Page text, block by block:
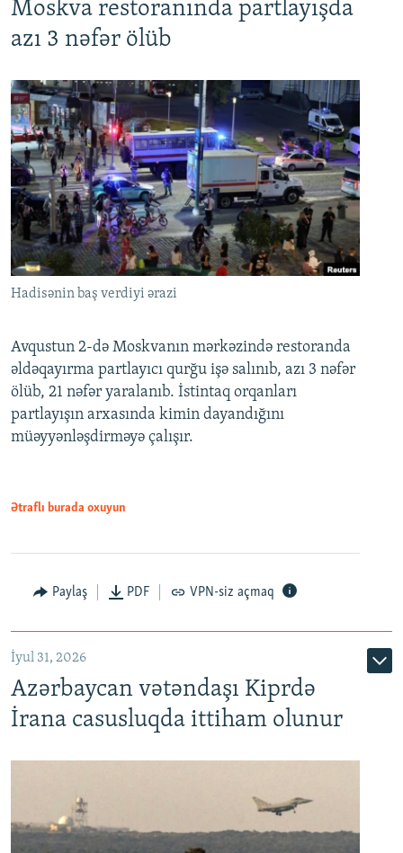
Moskva restoranında partlayışda
azı 3 nəfər ölüb
Hadisənin baş verdiyi ərazi
Avqustun 2-də Moskvanın mərkəzində restoranda
əldəqayırma partlayıcı qurğu işə salınıb, azı 3 nəfər
ölüb, 21 nəfər yaralanıb. İstintaq orqanları
partlayışın arxasında kimin dayandığını
müəyyənləşdirməyə çalışır.
Ətraflı burada oxuyun
Paylaş PDF VPN-siz açmaq
İyul 31, 2026
Azərbaycan vətəndaşı Kiprdə
İrana casusluqda ittiham olunur